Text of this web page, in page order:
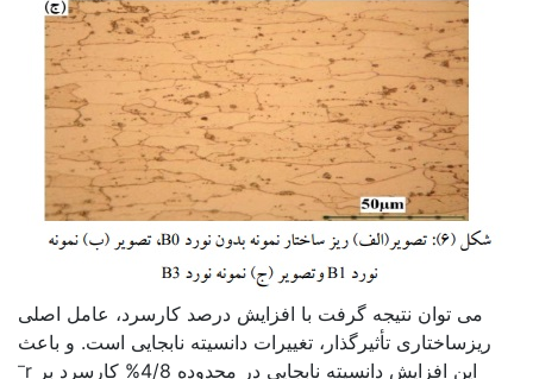
می توان نتیجه گرفت با افزایش درصد کارسرد، عامل اصلی
ریزساختاری تأثیرگذار، تغییرات دانسیته نابجایی است. و باعث
این افزایش دانسیته نابجایی در محدوده 4/8% کارسرد بر r
–